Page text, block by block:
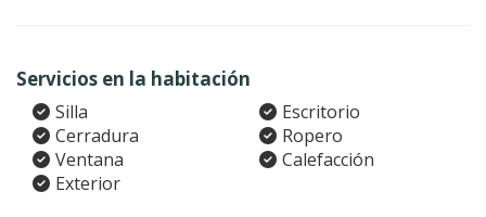
Servicios en la habitación
Silla
Escritorio
Cerradura
Ropero
Ventana
Calefacción
Exterior